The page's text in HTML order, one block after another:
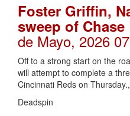
Foster Griffin,
sweep of
de Mayo, 2026
Off to a strong start on the
will attempt to complete a
Cincinnati Reds on
Deadspin